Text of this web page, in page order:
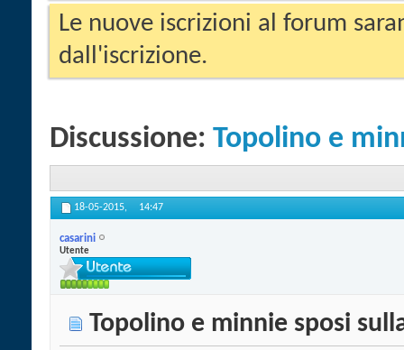
Le nuove iscrizioni al forum
dall'iscrizione.
Discussione: Topolino e
18-05-2015, 14:47
casarini
Utente
Topolino e minnie sposi